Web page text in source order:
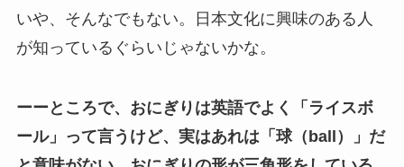
いや、そんなでもない。日本文化に興味のある人
が知っているぐらいじゃないかな。
ーーところで、おにぎりは英語でよく「ライスボ
ール」って言うけど、実はあれは「球（ball）」だ